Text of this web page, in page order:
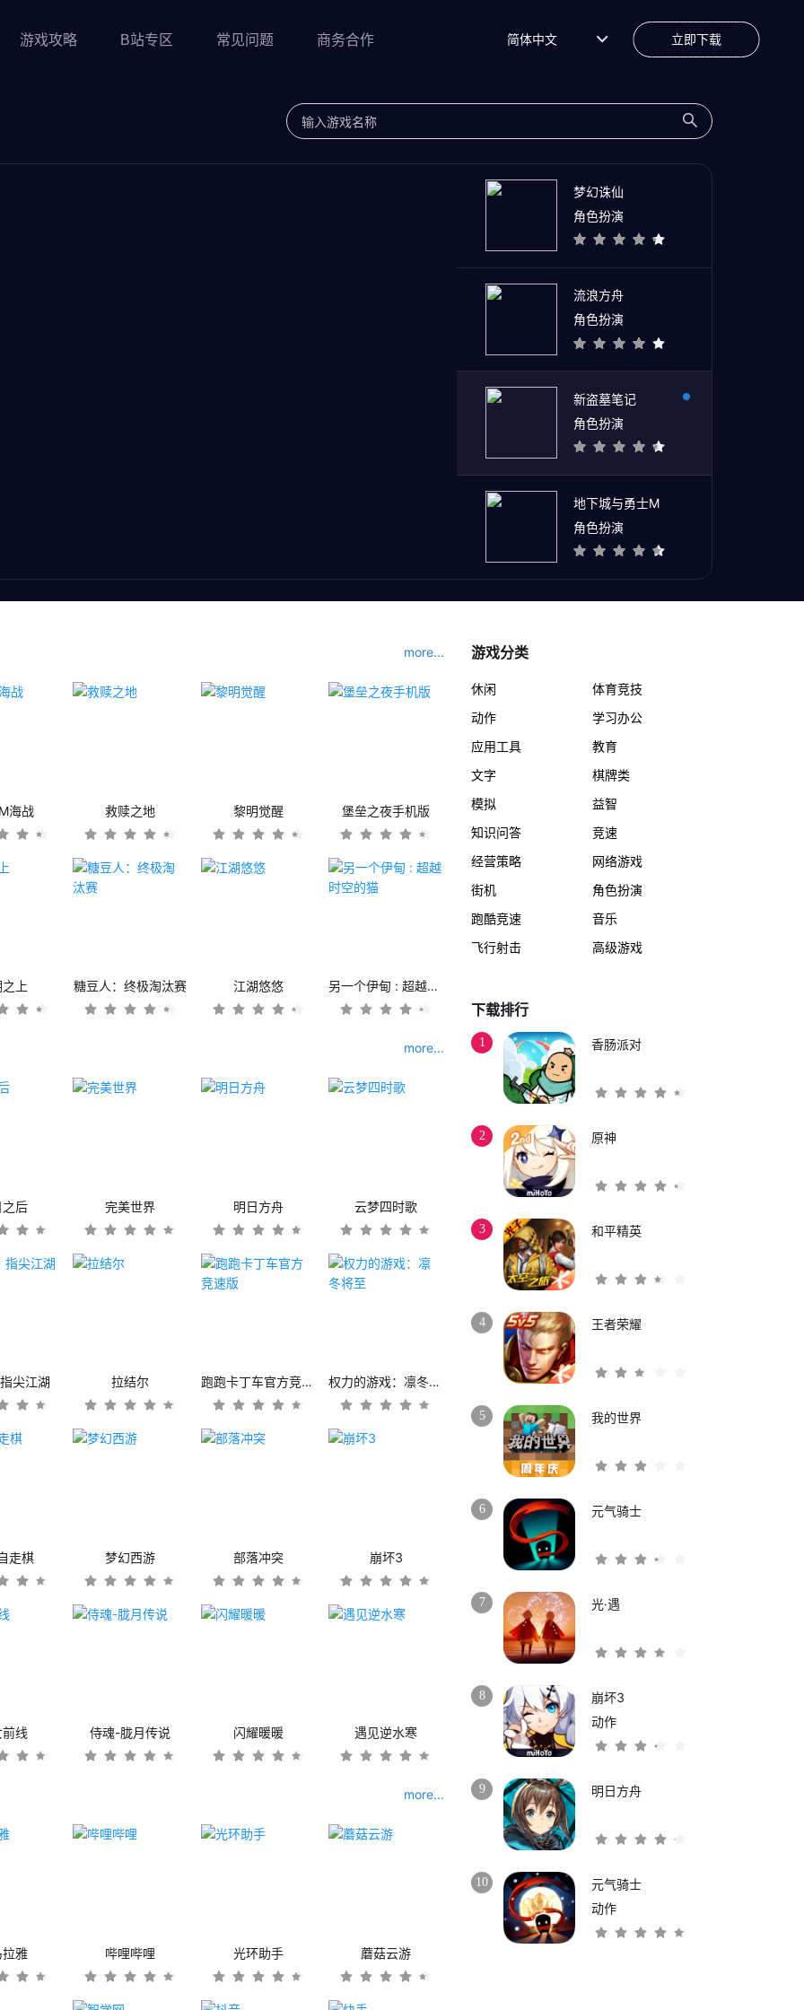
游戏攻略 B站专区 常见问题 商务合作 简体中文 立即下载
梦幻诛仙
角色扮演
流浪方舟
角色扮演
新盗墓笔记
角色扮演
地下城与勇士M
角色扮演
more...
海战 救赎之地 黎明觉醒 堡垒之夜手机版
上 糖豆人：终极淘汰赛 江湖悠悠 另一个伊甸 : 超越时空的猫
more...
后 完美世界 明日方舟 云梦四时歌
尖江湖 拉结尔 跑跑卡丁车官方竞速版 权力的游戏：凛冬将至
走棋 梦幻西游 部落冲突 崩坏3
线 侍魂-胧月传说 闪耀暖暖 遇见逆水寒
more...
雅 哔哩哔哩 光环助手 蘑菇云游
游戏分类
休闲
体育竞技
动作
学习办公
应用工具
教育
文字
棋牌类
模拟
益智
知识问答
竞速
经营策略
网络游戏
街机
角色扮演
跑酷竞速
音乐
飞行射击
高级游戏
下载排行
1 香肠派对
2 原神
3 和平精英
4 王者荣耀
5 我的世界
6 元气骑士
7 光·遇
8
崩坏3
动作
9 明日方舟
10
元气骑士
动作